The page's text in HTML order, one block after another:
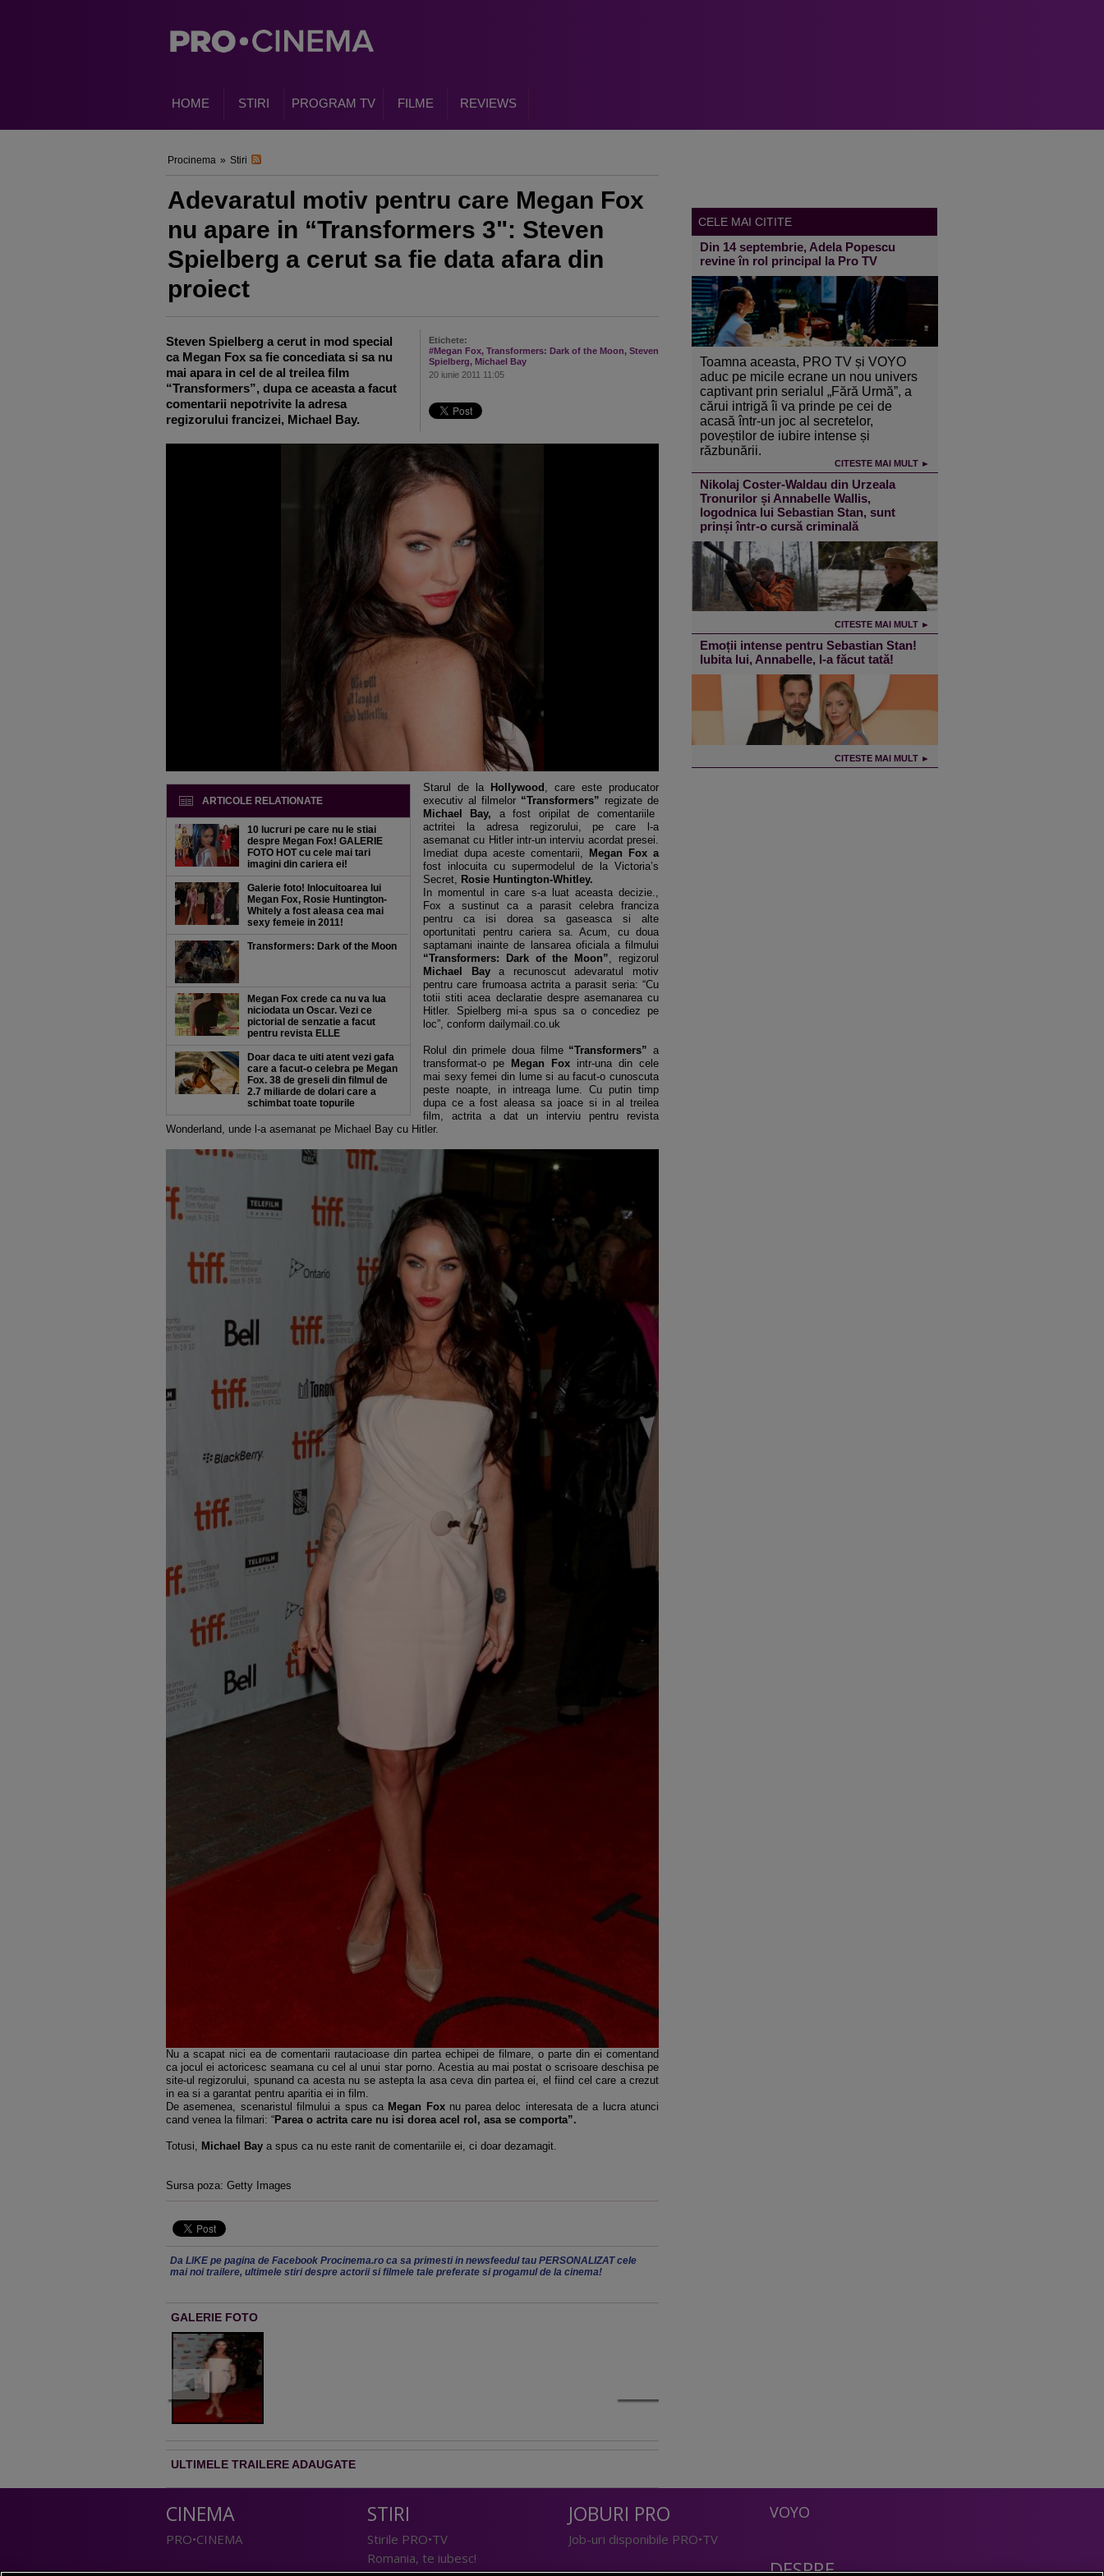
HOME STIRI PROGRAM TV FILME REVIEWS
Procinema » Stiri
Adevaratul motiv pentru care Megan Fox
nu apare in “Transformers 3": Steven
Spielberg a cerut sa fie data afara din
proiect
Etichete:
#Megan Fox, Transformers: Dark of the Moon, Steven
Spielberg, Michael Bay
20 iunie 2011 11:05
Steven Spielberg a cerut in mod special
ca Megan Fox sa fie concediata si sa nu
mai apara in cel de al treilea film
“Transformers”, dupa ce aceasta a facut
comentarii nepotrivite la adresa
regizorului francizei, Michael Bay.
ARTICOLE RELATIONATE
10 lucruri pe care nu le stiai
despre Megan Fox! GALERIE
FOTO HOT cu cele mai tari
imagini din cariera ei!
Galerie foto! Inlocuitoarea lui
Megan Fox, Rosie Huntington-
Whitely a fost aleasa cea mai
sexy femeie in 2011!
Transformers: Dark of the Moon
Megan Fox crede ca nu va lua
niciodata un Oscar. Vezi ce
pictorial de senzatie a facut
pentru revista ELLE
Doar daca te uiti atent vezi gafa
care a facut-o celebra pe Megan
Fox. 38 de greseli din filmul de
2.7 miliarde de dolari care a
schimbat toate topurile
Starul de la Hollywood , care este producator
executiv al filmelor “Transformers” regizate de
Michael Bay, a fost oripilat de comentariile
actritei la adresa regizorului, pe care l-a
asemanat cu Hitler intr-un interviu acordat presei.
Imediat dupa aceste comentarii,
Megan Fox a
fost inlocuita cu supermodelul de la Victoria’s
Secret, Rosie Huntington-Whitley.
In momentul in care s-a luat aceasta decizie.,
Fox a sustinut ca a parasit celebra franciza
pentru ca isi dorea sa gaseasca si alte
oportunitati pentru cariera sa. Acum, cu doua
saptamani inainte de lansarea oficiala a filmului
“Transformers: Dark of the Moon”, regizorul
Michael Baya recunoscut adevaratul motiv
pentru care frumoasa actrita a parasit seria: “Cu
totii stiti acea declaratie despre asemanarea cu
Hitler. Spielberg mi-a spus sa o concediez pe
loc”, conform dailymail.co.uk
Rolul din primele doua filme“Transformers”a
transformat-o pe
Megan Fox intr-una din cele
mai sexy femei din lume si au facut-o cunoscuta
peste noapte, in intreaga lume. Cu putin timp
dupa ce a fost aleasa sa joace si in al treilea
film, actrita a dat un interviu pentru revista
Wonderland, unde l-a asemanat pe Michael Bay cu Hitler.
Nu a scapat nici ea de comentarii rautacioase din partea echipei de filmare, o parte din ei comentand
ca jocul ei actoricesc seamana cu cel al unui star porno. Acestia au mai postat o scrisoare deschisa pe
site-ul regizorului, spunand ca acesta nu se astepta la asa ceva din partea ei, el fiind cel care a crezut
in ea si a garantat pentru aparitia ei in film.
De asemenea, scenaristul filmului a spus ca Megan Fox nu parea deloc interesata de a lucra atunci
cand venea la filmari: “Parea o actrita care nu isi dorea acel rol, asa se comporta”.
Totusi, Michael Bay a spus ca nu este ranit de comentariile ei, ci doar dezamagit.
Sursa poza: Getty Images
Da LIKE pe pagina de Facebook Procinema.ro ca sa primesti in newsfeedul tau PERSONALIZAT cele
mai noi trailere, ultimele stiri despre actorii si filmele tale preferate si progamul de la cinema!
GALERIE FOTO
ULTIMELE TRAILERE ADAUGATE
CELE MAI CITITE
Din 14 septembrie, Adela Popescu
revine în rol principal la Pro TV
Toamna aceasta, PRO TV și VOYO
aduc pe micile ecrane un nou univers
captivant prin serialul „Fără Urmă”, a
cărui intrigă îi va prinde pe cei de
acasă într-un joc al secretelor,
poveștilor de iubire intense și
răzbunării.
CITESTE MAI MULT ►
Nikolaj Coster-Waldau din Urzeala
Tronurilor și Annabelle Wallis,
logodnica lui Sebastian Stan, sunt
prinși într-o cursă criminală
CITESTE MAI MULT ►
Emoții intense pentru Sebastian Stan!
Iubita lui, Annabelle, l-a făcut tată!
CITESTE MAI MULT ►
CINEMA
PRO•CINEMA
STIRI
Stirile PRO•TV
Romania, te iubesc!
JOBURI PRO
Job-uri disponibile PRO•TV
VOYO
DESPRE